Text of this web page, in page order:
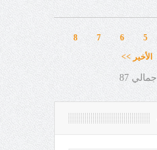
5
6
7
8
الأخير >>